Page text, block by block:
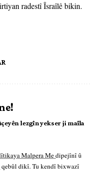
radestî Îsraîlê bikin.
lezgîn yekser ji maîla
Malpera Medipejînî û
qebûl dikî. Tu kendî bixwazî